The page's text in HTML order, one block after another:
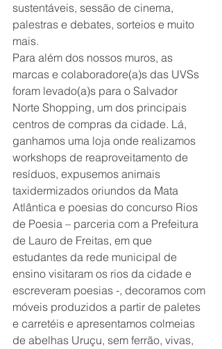
sustentáveis, sessão de cinema,
palestras e debates, sorteios e muito
mais.
Para além dos nossos muros, as
marcas e colaboradore(a)s das UVSs
foram levado(a)s para o Salvador
Norte Shopping, um dos principais
centros de compras da cidade. Lá,
ganhamos uma loja onde realizamos
workshops de reaproveitamento de
resíduos, expusemos animais
taxidermizados oriundos da Mata
Atlântica e poesias do concurso Rios
de Poesia – parceria com a Prefeitura
de Lauro de Freitas, em que
estudantes da rede municipal de
ensino visitaram os rios da cidade e
escreveram poesias -, decoramos com
móveis produzidos a partir de paletes
e carretéis e apresentamos colmeias
de abelhas Uruçu, sem ferrão, vivas,